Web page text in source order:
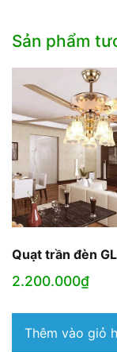
Sản phẩm
Quạt trần đèn
2.200.000₫
Thêm vào giỏ